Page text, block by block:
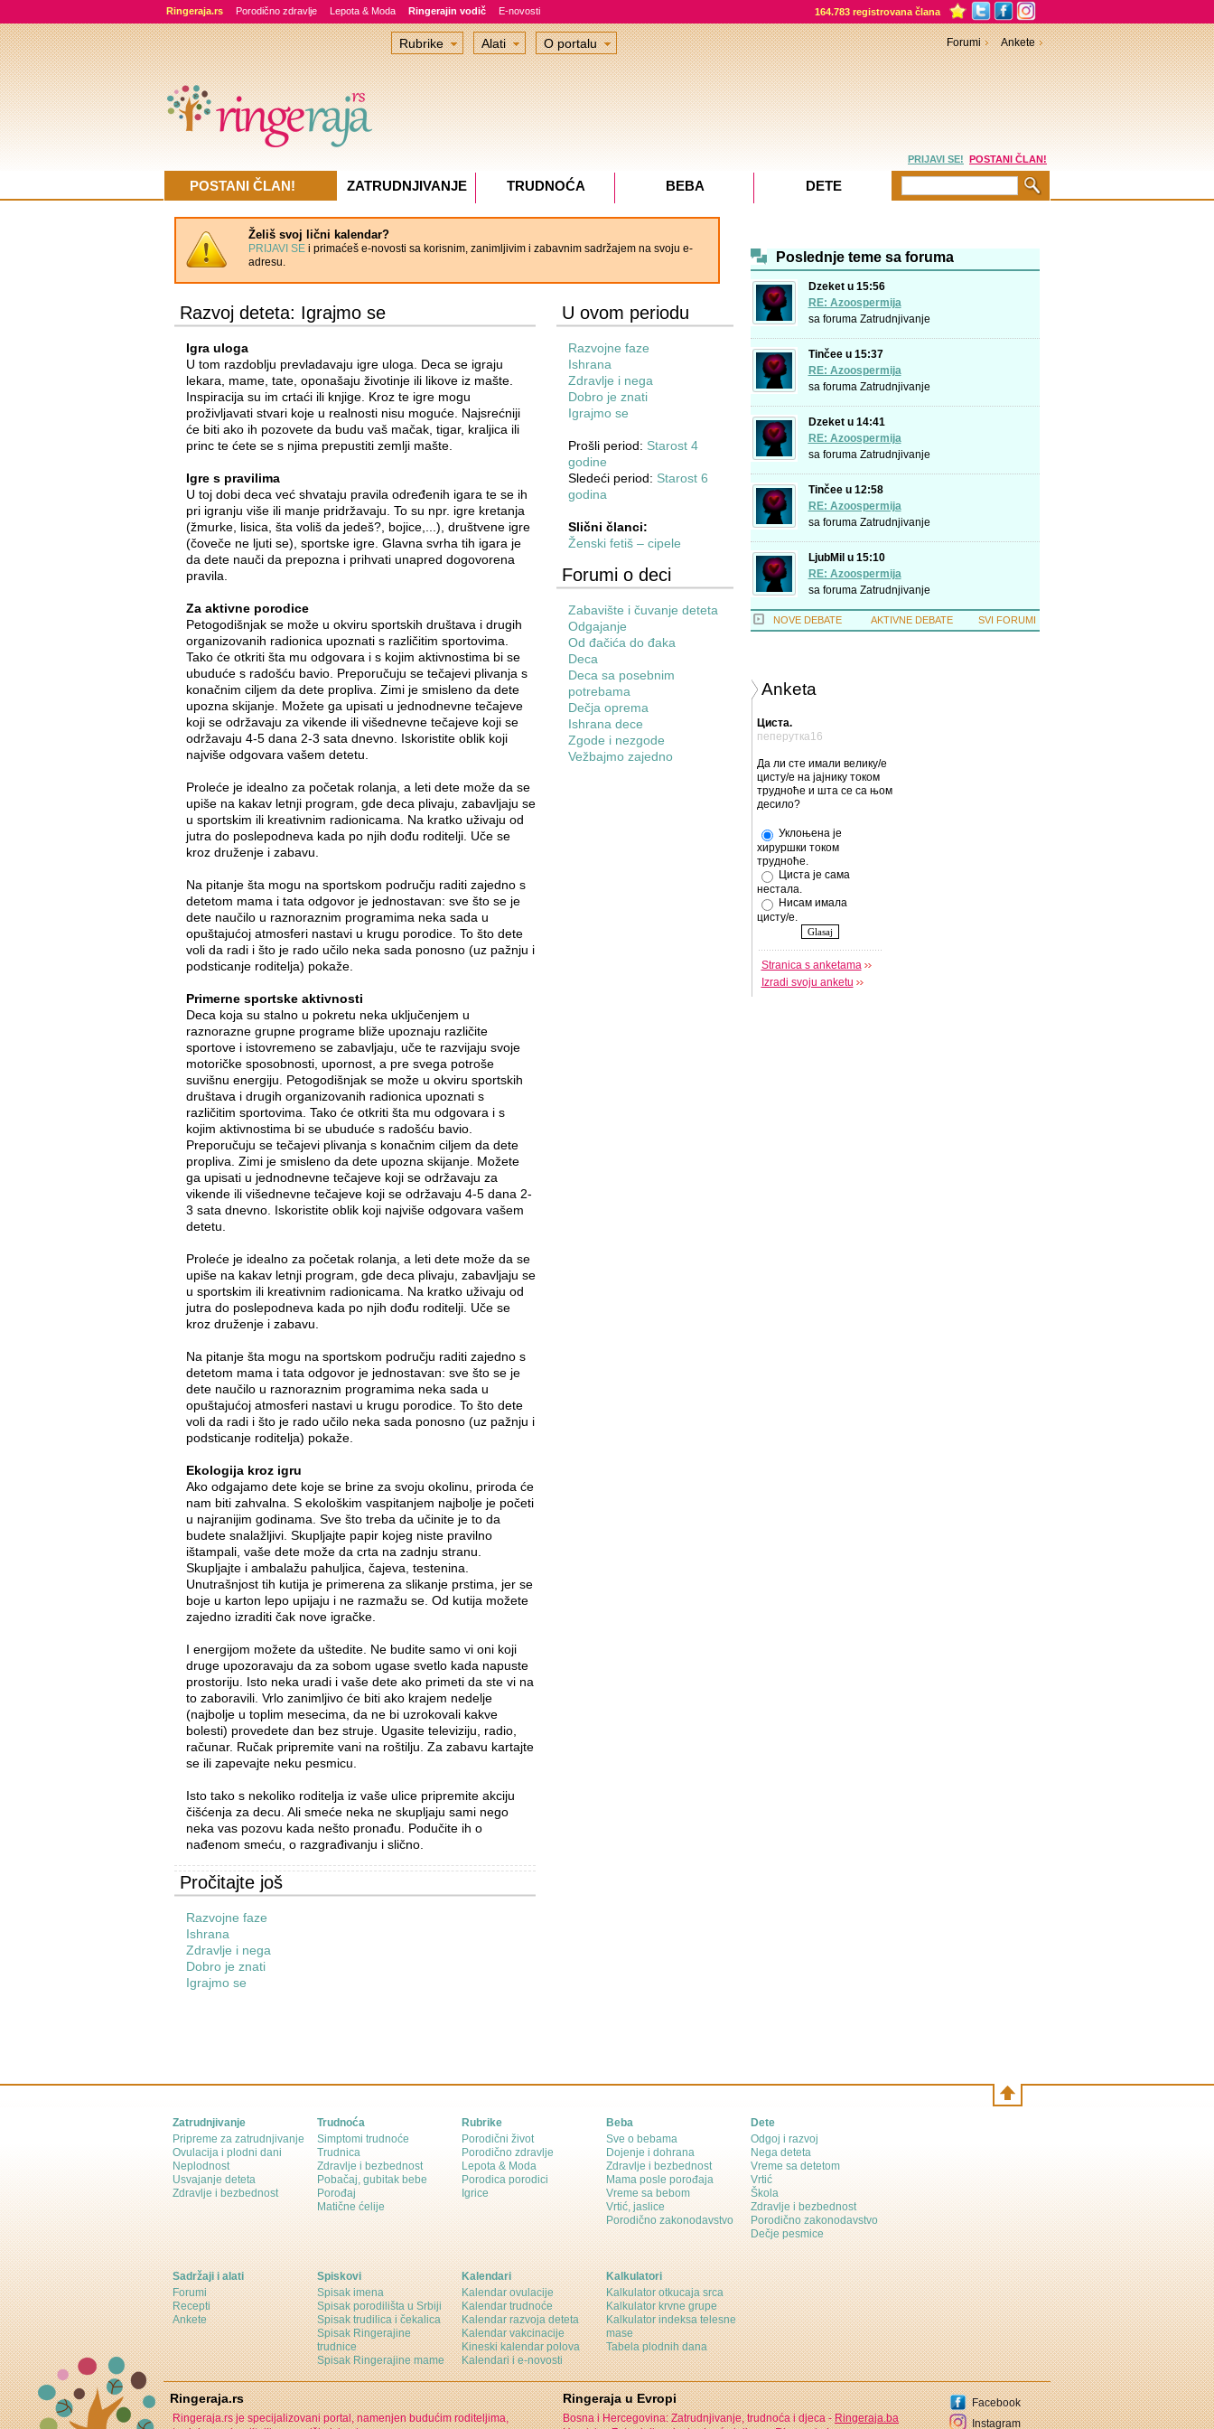
Ringeraja.rs Porodično zdravlje Lepota & Moda Ringerajin vodič E-novosti 164.783 registrovana člana
Želiš svoj lični kalendar?
PRIJAVI SEi primaćeš e-novosti sa korisnim, zanimljivim i zabavnim sadržajem na svoju e-
adresu.
Razvoj deteta: Igrajmo se
Igra uloga
U tom razdoblju prevladavaju igre uloga. Deca se igraju
lekara, mame, tate, oponašaju životinje ili likove iz mašte.
Inspiracija su im crtaći ili knjige. Kroz te igre mogu
proživljavati stvari koje u realnosti nisu moguće. Najsrećniji
će biti ako ih pozovete da budu vaš mačak, tigar, kraljica ili
princ te ćete se s njima prepustiti zemlji mašte.
Igre s pravilima
U toj dobi deca već shvataju pravila određenih igara te se ih
pri igranju više ili manje pridržavaju. To su npr. igre kretanja
(žmurke, lisica, šta voliš da jedeš?, bojice,...), društvene igre
(čoveče ne ljuti se), sportske igre. Glavna svrha tih igara je
da dete nauči da prepozna i prihvati unapred dogovorena
pravila.
Za aktivne porodice
Petogodišnjak se može u okviru sportskih društava i drugih
organizovanih radionica upoznati s različitim sportovima.
Tako će otkriti šta mu odgovara i s kojim aktivnostima bi se
ubuduće s radošću bavio. Preporučuju se tečajevi plivanja s
konačnim ciljem da dete propliva. Zimi je smisleno da dete
upozna skijanje. Možete ga upisati u jednodnevne tečajeve
koji se održavaju za vikende ili višednevne tečajeve koji se
održavaju 4-5 dana 2-3 sata dnevno. Iskoristite oblik koji
najviše odgovara vašem detetu.
Proleće je idealno za početak rolanja, a leti dete može da se
upiše na kakav letnji program, gde deca plivaju, zabavljaju se
u sportskim ili kreativnim radionicama. Na kratko uživaju od
jutra do poslepodneva kada po njih dođu roditelji. Uče se
kroz druženje i zabavu.
Na pitanje šta mogu na sportskom području raditi zajedno s
detetom mama i tata odgovor je jednostavan: sve što se je
dete naučilo u raznoraznim programima neka sada u
opuštajućoj atmosferi nastavi u krugu porodice. To što dete
voli da radi i što je rado učilo neka sada ponosno (uz pažnju i
podsticanje roditelja) pokaže.
Primerne sportske aktivnosti
Deca koja su stalno u pokretu neka uključenjem u
raznorazne grupne programe bliže upoznaju različite
sportove i istovremeno se zabavljaju, uče te razvijaju svoje
motoričke sposobnosti, upornost, a pre svega potroše
suvišnu energiju. Petogodišnjak se može u okviru sportskih
društava i drugih organizovanih radionica upoznati s
različitim sportovima. Tako će otkriti šta mu odgovara i s
kojim aktivnostima bi se ubuduće s radošću bavio.
Preporučuju se tečajevi plivanja s konačnim ciljem da dete
propliva. Zimi je smisleno da dete upozna skijanje. Možete
ga upisati u jednodnevne tečajeve koji se održavaju za
vikende ili višednevne tečajeve koji se održavaju 4-5 dana 2-
3 sata dnevno. Iskoristite oblik koji najviše odgovara vašem
detetu.
Proleće je idealno za početak rolanja, a leti dete može da se
upiše na kakav letnji program, gde deca plivaju, zabavljaju se
u sportskim ili kreativnim radionicama. Na kratko uživaju od
jutra do poslepodneva kada po njih dođu roditelji. Uče se
kroz druženje i zabavu.
Na pitanje šta mogu na sportskom području raditi zajedno s
detetom mama i tata odgovor je jednostavan: sve što se je
dete naučilo u raznoraznim programima neka sada u
opuštajućoj atmosferi nastavi u krugu porodice. To što dete
voli da radi i što je rado učilo neka sada ponosno (uz pažnju i
podsticanje roditelja) pokaže.
Ekologija kroz igru
Ako odgajamo dete koje se brine za svoju okolinu, priroda će
nam biti zahvalna. S ekološkim vaspitanjem najbolje je početi
u najranijim godinama. Sve što treba da učinite je to da
budete snalažljivi. Skupljajte papir kojeg niste pravilno
ištampali, vaše dete može da crta na zadnju stranu.
Skupljajte i ambalažu pahuljica, čajeva, testenina.
Unutrašnjost tih kutija je primerena za slikanje prstima, jer se
boje u karton lepo upijaju i ne razmažu se. Od kutija možete
zajedno izraditi čak nove igračke.
I energijom možete da uštedite. Ne budite samo vi oni koji
druge upozoravaju da za sobom ugase svetlo kada napuste
prostoriju. Isto neka uradi i vaše dete ako primeti da ste vi na
to zaboravili. Vrlo zanimljivo će biti ako krajem nedelje
(najbolje u toplim mesecima, da ne bi uzrokovali kakve
bolesti) provedete dan bez struje. Ugasite televiziju, radio,
računar. Ručak pripremite vani na roštilju. Za zabavu kartajte
se ili zapevajte neku pesmicu.
Isto tako s nekoliko roditelja iz vaše ulice pripremite akciju
čišćenja za decu. Ali smeće neka ne skupljaju sami nego
neka vas pozovu kada nešto pronađu. Podučite ih o
nađenom smeću, o razgrađivanju i slično.
Pročitajte još
Razvojne faze
Ishrana
Zdravlje i nega
Dobro je znati
Igrajmo se
U ovom periodu
Razvojne faze
Ishrana
Zdravlje i nega
Dobro je znati
Igrajmo se
Prošli period: Starost 4
godine
Sledeći period: Starost 6
godina
Slični članci:
Ženski fetiš – cipele
Forumi o deci
Zabavište i čuvanje deteta
Odgajanje
Od đačića do đaka
Deca
Deca sa posebnim
potrebama
Dečja oprema
Ishrana dece
Zgode i nezgode
Vežbajmo zajedno
Poslednje teme sa foruma
Dzeket u 15:56
RE: Azoospermija
sa foruma Zatrudnjivanje
Tinčee u 15:37
RE: Azoospermija
sa foruma Zatrudnjivanje
Dzeket u 14:41
RE: Azoospermija
sa foruma Zatrudnjivanje
Tinčee u 12:58
RE: Azoospermija
sa foruma Zatrudnjivanje
LjubMil u 15:10
RE: Azoospermija
sa foruma Zatrudnjivanje
NOVE DEBATE AKTIVNE DEBATE SVI FORUMI
Anketa
Циста.
пеперутка16
Да ли сте имали велику/е
цисту/е на јајнику током
трудноће и шта се са њом
десило?
Уклоњена је
хируршки током
трудноће.
Циста је сама
нестала.
Нисам имала
цисту/е.
Stranica s anketama
Izradi svoju anketu
Rubrike Alati O portalu Forumi Ankete
PRIJAVI SE! POSTANI ČLAN!
POSTANI ČLAN! ZATRUDNJIVANJE TRUDNOĆA BEBA DETE
Zatrudnjivanje
Pripreme za zatrudnjivanje
Ovulacija i plodni dani
Neplodnost
Usvajanje deteta
Zdravlje i bezbednost
Trudnoća
Simptomi trudnoće
Trudnica
Zdravlje i bezbednost
Pobačaj, gubitak bebe
Porođaj
Matične ćelije
Rubrike
Porodični život
Porodično zdravlje
Lepota & Moda
Porodica porodici
Igrice
Beba
Sve o bebama
Dojenje i dohrana
Zdravlje i bezbednost
Mama posle porođaja
Vreme sa bebom
Vrtić, jaslice
Porodično zakonodavstvo
Dete
Odgoj i razvoj
Nega deteta
Vreme sa detetom
Vrtić
Škola
Zdravlje i bezbednost
Porodično zakonodavstvo
Dečje pesmice
Sadržaji i alati
Forumi
Recepti
Ankete
Spiskovi
Spisak imena
Spisak porodilišta u Srbiji
Spisak trudilica i čekalica
Spisak Ringerajine
trudnice
Spisak Ringerajine mame
Kalendari
Kalendar ovulacije
Kalendar trudnoće
Kalendar razvoja deteta
Kalendar vakcinacije
Kineski kalendar polova
Kalendari i e-novosti
Kalkulatori
Kalkulator otkucaja srca
Kalkulator krvne grupe
Kalkulator indeksa telesne
mase
Tabela plodnih dana
Ringeraja.rs
Ringeraja.rs je specijalizovani portal, namenjen budućim roditeljima,
Ringeraja u Evropi
Bosna i Hercegovina: Zatrudnjivanje, trudnoća i djeca -Ringeraja.ba
Facebook
Instagram